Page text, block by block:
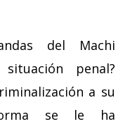
del Machi
penal?
a su
se le ha